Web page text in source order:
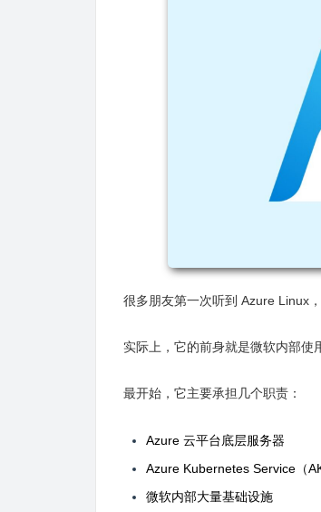
很多朋友第一次听到 Azure Linux，
实际上，它的前身就是微软内部使
最开始，它主要承担几个职责：
Azure 云平台底层服务器
Azure Kubernetes Service（
微软内部大量基础设施